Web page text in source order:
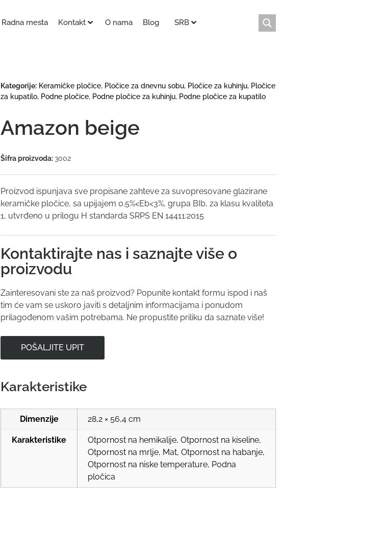
Radna mesta Kontakt O nama Blog SRB
Kategorije: Keramičke pločice, Pločice za dnevnu sobu, Pločice za kuhinju, Pločice
za kupatilo, Podne pločice, Podne pločice za kuhinju, Podne pločice za kupatilo
Amazon beige
Šifra proizvoda: 3002
Proizvod ispunjava sve propisane zahteve za suvopresovane glazirane
keramičke pločice, sa upijajem 0.5%<Eb<3%, grupa BIb, za klasu kvaliteta
1, utvrđeno u prilogu H standarda SRPS EN 14411:2015
Kontaktirajte nas i saznajte više o
proizvodu
Zainteresovani ste za naš proizvod? Popunite kontakt formu ispod i naš
tim će vam se uskoro javiti s detaljnim informacijama i ponudom
prilagođenom vašim potrebama. Ne propustite priliku da saznate više!
POŠALJITE UPIT
Karakteristike
Dimenzije 28,2 × 56,4 cm
Karakteristike
Otpornost na hemikalije, Otpornost na kiseline,
Otpornost na mrlje, Mat, Otpornost na habanje,
Otpornost na niske temperature, Podna
pločica